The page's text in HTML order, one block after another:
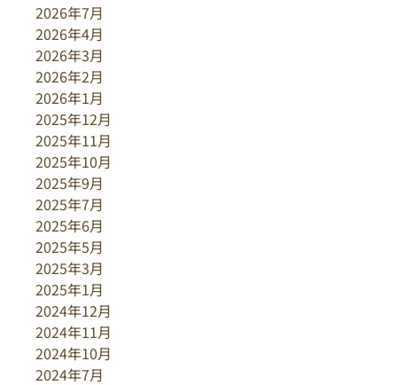
2026年7月
2026年4月
2026年3月
2026年2月
2026年1月
2025年12月
2025年11月
2025年10月
2025年9月
2025年7月
2025年6月
2025年5月
2025年3月
2025年1月
2024年12月
2024年11月
2024年10月
2024年7月